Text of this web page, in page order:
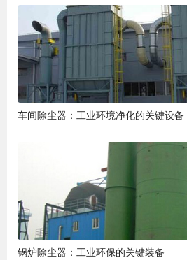
车间除尘器：工业环境净化的关键设备
锅炉除尘器：工业环保的关键装备